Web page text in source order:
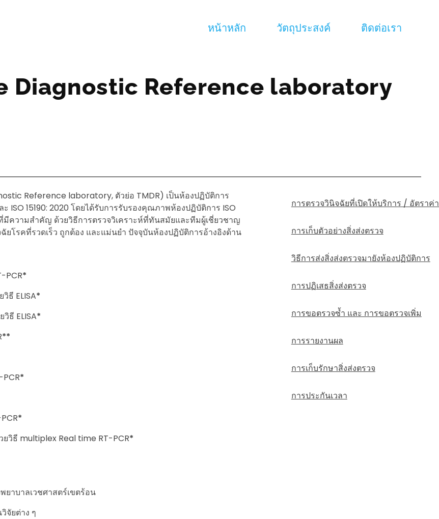
หน้าหลัก วัตถุประสงค์ ติดต่อเรา
Diagnostic Reference laboratory
Reference laboratory, ตัวย่อ TMDR) เป็นห้องปฏิบัติการ
ISO 15190: 2020 โดยได้รับการรับรองคุณภาพห้องปฏิบัติการ ISO
ที่มีความสำคัญ ด้วยวิธีการตรวจวิเคราะห์ที่ทันสมัยและทีมผู้เชี่ยวชาญ
ยโรคที่รวดเร็ว ถูกต้อง และแม่นยำ ปัจจุบันห้องปฏิบัติการอ้างอิงด้าน
PCR*
ธี ELISA*
ธี ELISA*
**
*
*
วิธี multiplex Real time RT-PCR*
าบาลเวชศาสตร์เขตร้อน
จัยต่าง ๆ
การตรวจวินิจฉัยที่เปิดให้บริการ / อัตราค่
การเก็บตัวอย่างสิ่งส่งตรวจ
วิธีการส่งสิ่งส่งตรวจมายังห้องปฏิบัติการ
การปฏิเสธสิ่งส่งตรวจ
การขอตรวจซ้ำ และ การขอตรวจเพิ่ม
การรายงานผล
การเก็บรักษาสิ่งส่งตรวจ
การประกันเวลา